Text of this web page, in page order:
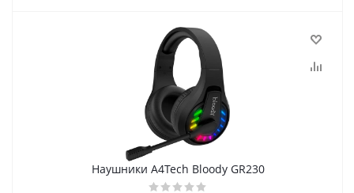
Наушники A4Tech Bloody GR230